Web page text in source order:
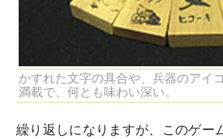
かすれた文字の具合や、兵器のアイ
満載で、何とも味わい深い。
繰り返しになりますが、このゲー